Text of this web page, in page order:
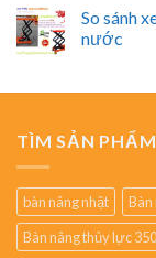
So sánh
nước
TÌM SẢN
bàn nâng nhật
Bàn
Bàn nâng thủy lực